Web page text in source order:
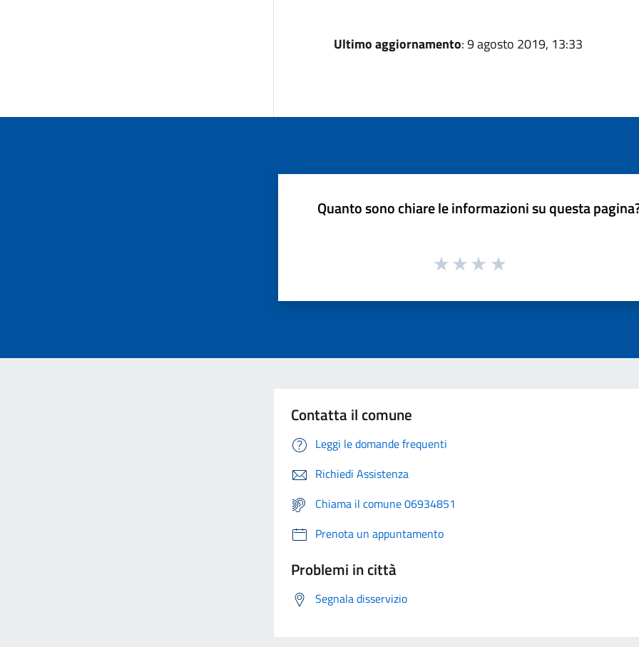
Ultimo aggiornamento: 9 agosto 2019, 13:33
Quanto sono chiare le informazioni su questa
Contatta il comune
Leggi le domande frequenti
Richiedi Assistenza
Chiama il comune 06934851
Prenota un appuntamento
Problemi in città
Segnala disservizio